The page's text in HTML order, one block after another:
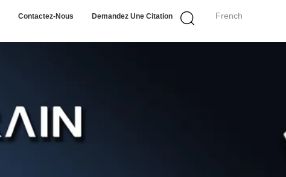
French
Contactez-Nous Demandez Une Citation